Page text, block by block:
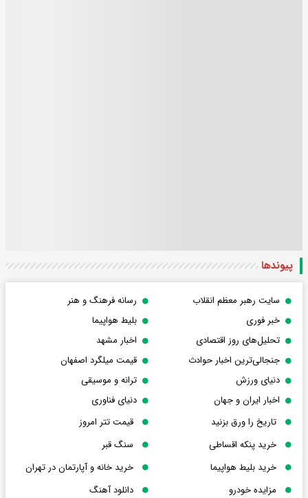
پیوندها
سایت رهبر معظم انقلاب
رسانه فرهنگ و هنر
خبر فوری
بلیط هواپیما
تحلیل‌های روز اقتصادی
اخبار مشهد
جنجالی‌ترین اخبار حوادث
قیمت میلگرد اصفهان
دنیای ورزش
ترانه و موسیقی
اخبار ایران و جهان
دنیای فناوری
تاریخ را ورق بزنید
قیمت تتر امروز
خرید پنکه اقساطی
سنگ قبر
خرید بلیط هواپیما
خرید خانه و آپارتمان در تهران
مزایده خودرو
دانلود آهنگ